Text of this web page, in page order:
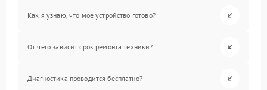
Как я узнаю, что мое устройство готово?
От чего зависит срок ремонта техники?
Диагностика проводится бесплатно?